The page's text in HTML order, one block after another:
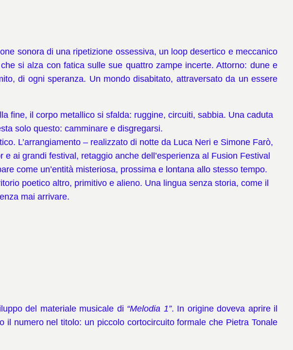
sonora di una ripetizione ossessiva, un loop desertico e meccanico
si alza con fatica sulle sue quattro zampe incerte. Attorno: dune e
di ogni speranza. Un mondo disabitato, attraversato da un essere
fine, il corpo metallico si sfalda: ruggine, circuiti, sabbia. Una caduta
solo questo: camminare e disgregarsi.
L’arrangiamento – realizzato di notte da Luca Neri e Simone Farò,
ai grandi festival, retaggio anche dell’esperienza al Fusion Festival
come un’entità misteriosa, prossima e lontana allo stesso tempo.
poetico altro, primitivo e alieno. Una lingua senza storia, come il
mai arrivare.
del materiale musicale di “Melodia 1”. In origine doveva aprire il
numero nel titolo: un piccolo cortocircuito formale che Pietra Tonale